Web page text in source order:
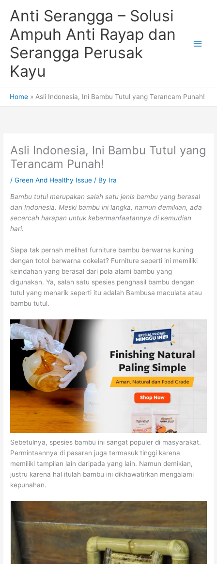
Anti Serangga – Solusi
Ampuh Anti Rayap dan
Serangga Perusak
Kayu
Home Asli Indonesia, Ini Bambu Tutul yang Terancam Punah!
Asli Indonesia, Ini Bambu Tutul yang
Terancam Punah!
/Green And Healthy Issue / By Ira
Bambu tutul merupakan salah satu jenis bambu yang berasal
dari Indonesia. Meski bambu ini langka, namun demikian, ada
secercah harapan untuk kebermanfaatannya di kemudian
hari.
Siapa tak pernah melihat furniture bambu berwarna kuning
dengan totol berwarna cokelat? Furniture seperti ini memiliki
keindahan yang berasal dari pola alami bambu yang
digunakan. Ya, salah satu spesies penghasil bambu dengan
tutul yang menarik seperti itu adalah Bambusa maculata atau
bambu tutul.
Sebetulnya, spesies bambu ini sangat populer di masyarakat.
Permintaannya di pasaran juga termasuk tinggi karena
memiliki tampilan lain daripada yang lain. Namun demikian,
justru karena hal itulah bambu ini dikhawatirkan mengalami
kepunahan.